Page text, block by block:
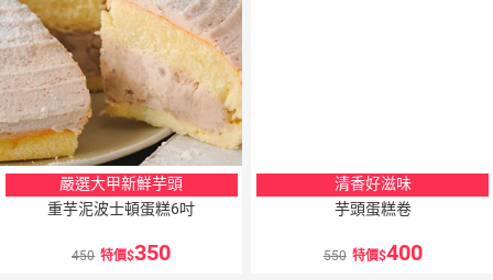
嚴選大甲新鮮芋頭
重芋泥波士頓蛋糕6吋
450 特價 350
清香好滋味
芋頭蛋糕卷
550 特價 400